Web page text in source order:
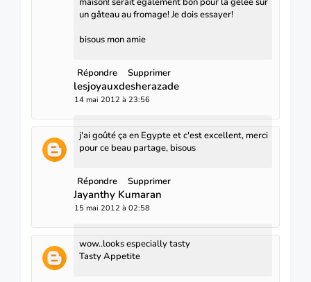
un gâteau au fromage! Je dois essayer!
bisous mon amie
Répondre Supprimer
lesjoyauxdesherazade
14 mai 2012 à 23:56
j'ai goûté ça en Egypte et c'est excellent, merci
pour ce beau partage, bisous
Répondre Supprimer
Jayanthy Kumaran
15 mai 2012 à 02:58
wow..looks especially tasty
Tasty Appetite